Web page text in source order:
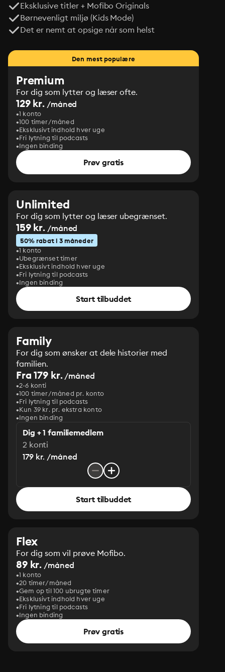
Eksklusive titler + Mofibo Originals
Børnevenligt miljø (Kids Mode)
Det er nemt at opsige når som helst
Den mest populære
Premium
For dig som lytter og læser ofte.
129 kr. /måned
1 konto
100 timer/måned
Eksklusivt indhold hver uge
Fri lytning til podcasts
Ingen binding
Prøv gratis
Unlimited
For dig som lytter og læser ubegrænset.
159 kr. /måned
50% rabat i 3 måneder
1 konto
Ubegrænset timer
Eksklusivt indhold hver uge
Fri lytning til podcasts
Ingen binding
Start tilbuddet
Family
For dig som ønsker at dele historier med
familien.
Fra 179 kr./måned
2-6 konti
100 timer/måned pr. konto
Fri lytning til podcasts
Kun 39 kr. pr. ekstra konto
Ingen binding
Dig + 1 familiemedlem
2 konti
179 kr. /måned
Start tilbuddet
Flex
For dig som vil prøve Mofibo.
89 kr. /måned
1 konto
20 timer/måned
Gem op til 100 ubrugte timer
Eksklusivt indhold hver uge
Fri lytning til podcasts
Ingen binding
Prøv gratis